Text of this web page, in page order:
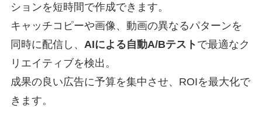
ションを短時間で作成できます。
キャッチコピーや画像、動画の異なるパターンを
同時に配信し、 AIによる自動A/Bテスト で最適なク
リエイティブを検出。
成果の良い広告に予算を集中させ、ROIを最大化で
きます。